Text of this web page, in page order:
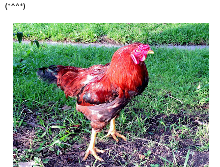
(*^^*)